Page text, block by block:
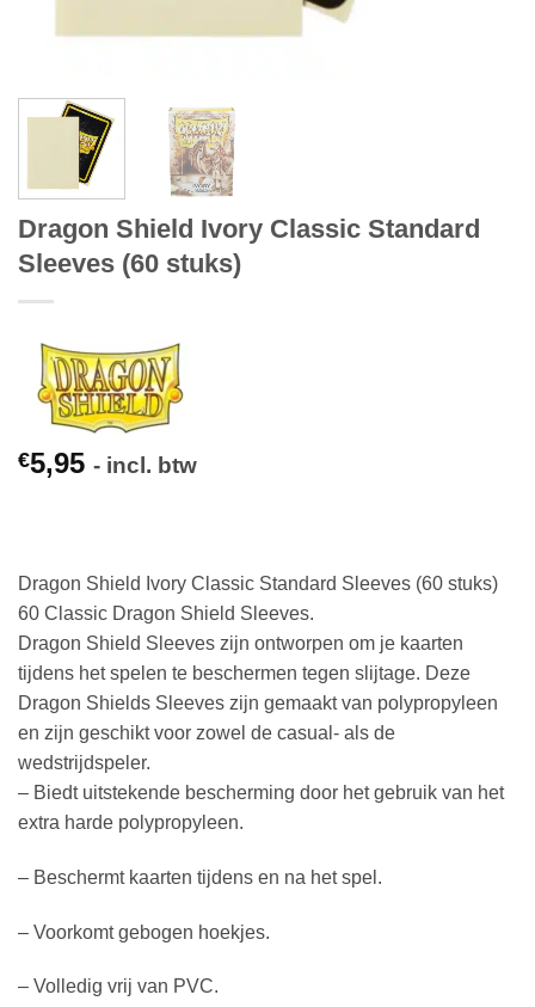
Dragon Shield Ivory Classic Standard
Sleeves (60 stuks)
€5,95 - incl. btw
Dragon Shield Ivory Classic Standard Sleeves (60 stuks)
60 Classic Dragon Shield Sleeves.
Dragon Shield Sleeves zijn ontworpen om je kaarten
tijdens het spelen te beschermen tegen slijtage. Deze
Dragon Shields Sleeves zijn gemaakt van polypropyleen
en zijn geschikt voor zowel de casual- als de
wedstrijdspeler.
– Biedt uitstekende bescherming door het gebruik van het
extra harde polypropyleen.
– Beschermt kaarten tijdens en na het spel.
– Voorkomt gebogen hoekjes.
– Volledig vrij van PVC.